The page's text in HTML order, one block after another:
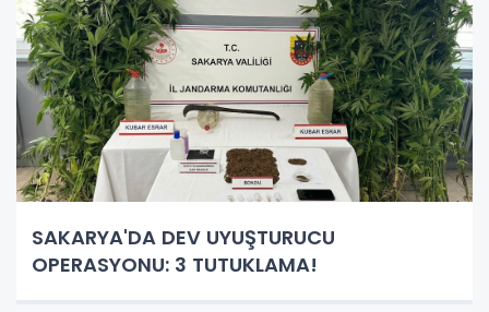
SAKARYA'DA DEV UYUŞTURUCU
OPERASYONU: 3 TUTUKLAMA!